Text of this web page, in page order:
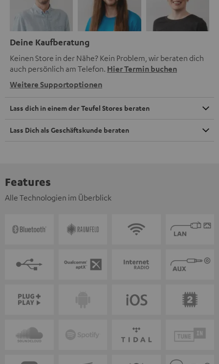
Deine Kaufberatung
Keinen Store in der Nähe? Kein Problem, wir beraten dich
auch persönlich am Telefon. Hier Termin buchen
Weitere Supportoptionen
Lass dich in einem der Teufel Stores beraten
Lass Dich als Geschäftskunde beraten
Features
Alle Technologien im Überblick